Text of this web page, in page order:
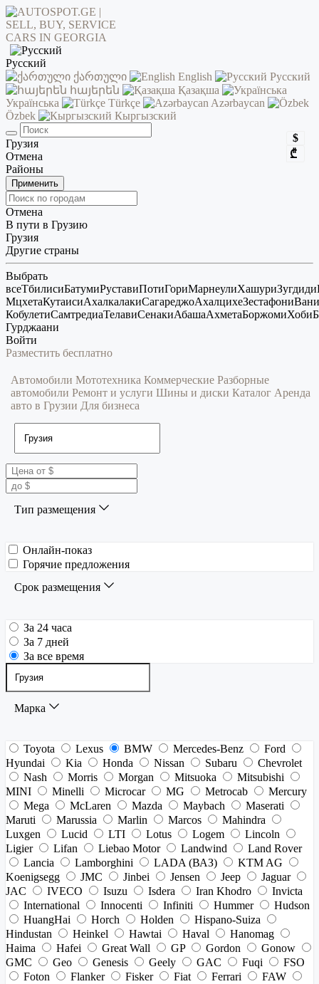
Русский
ქართული
English
Русский
հայերեն
Қазақша
Українська
Türkçe
Azərbaycan
Özbek
Кыргызский
$
₾
Грузия
Отмена
Районы
Применить
Отмена
В пути в Грузию
Грузия
Другие страны
Выбрать
всеТбилисиБатумиРуставиПотиГориМарнеулиХашуриЗугдиди
МцхетаКутаисиАхалкалакиСагареджоАхалцихеЗестафониВани
КобулетиСамтредиаТелавиСенакиАбашаАхметаБоржомиХоби
Гурджаани
Войти
Разместить бесплатно
Автомобили Мототехника Коммерческие Разборные
автомобили Ремонт и услуги Шины и диски Каталог Аренда
авто в Грузии Для бизнеса
Тип размещения
Онлайн-показ
Горячие предложения
Срок размещения
За 24 часа
За 7 дней
За все время
Марка
Toyota Lexus BMW Mercedes-Benz
Ford
Hyundai
Kia Honda Nissan Subaru
Chevrolet
Nash
Morris Morgan Mitsuoka
Mitsubishi
MINI
Minelli Microcar MG Metrocab
Mercury
Mega
McLaren Mazda Maybach
Maserati
Maruti
Marussia Marlin Marcos
Mahindra
Luxgen
Lucid LTI Lotus Logem
Lincoln
Ligier
Lifan Liebao Motor Landwind
Land Rover
Lancia
Lamborghini LADA (ВАЗ)
KTM AG
Koenigsegg
JMC Jinbei Jensen Jeep
Jaguar
JAC
IVECO Isuzu Isdera Iran Khodro
Invicta
International
Innocenti Infiniti Hummer
Hudson
HuangHai
Horch Holden
Hispano-Suiza
Hindustan
Heinkel Hawtai Haval
Hanomag
Haima
Hafei Great Wall GP Gordon
Gonow
GMC
Geo Genesis Geely GAC Fuqi
FSO
Foton
Flanker Fisker Fiat Ferrari
FAW